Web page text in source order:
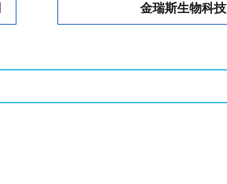
金瑞斯生物科技